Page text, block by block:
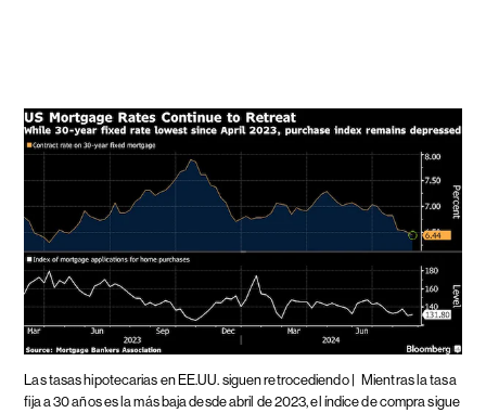
Las tasas hipotecarias en EE.UU. siguen retrocediendo | Mientras la tasa
fija a 30 años es la más baja desde abril de 2023, el índice de compra sigue